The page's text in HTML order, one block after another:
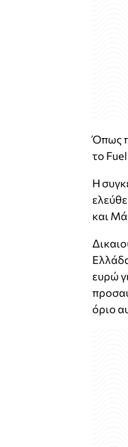
Όπως
το
Η
και
ευρώ
όριο